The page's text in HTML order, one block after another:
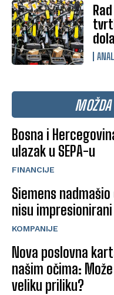
Bosna i
ulazak u SEPA-u
FINANCIJE
Siemens
nisu impresionirani
KOMPANIJE
Nova poslovna
našim očima:
veliku priliku?